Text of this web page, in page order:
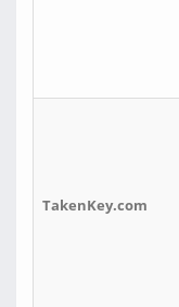
TakenKey.com